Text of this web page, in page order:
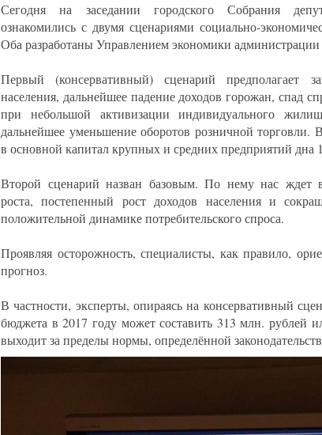
Сегодня на заседании городского Собрания
ознакомились с двумя сценариями социально-
Оба разработаны Управлением экономики администрации
Первый (консервативный) сценарий предполагает
населения, дальнейшее падение доходов горожан, спад
при небольшой активизации индивидуального
дальнейшее уменьшение оборотов розничной торговли.
в основной капитал крупных и средних предприятий дна
Второй сценарий назван базовым. По нему нас ждет
роста, постепенный рост доходов населения и
положительной динамике потребительского спроса.
Проявляя осторожность, специалисты, как правило,
прогноз.
В частности, эксперты, опираясь на консервативный
бюджета в 2017 году может составить 313 млн. рублей
выходит за пределы нормы, определённой